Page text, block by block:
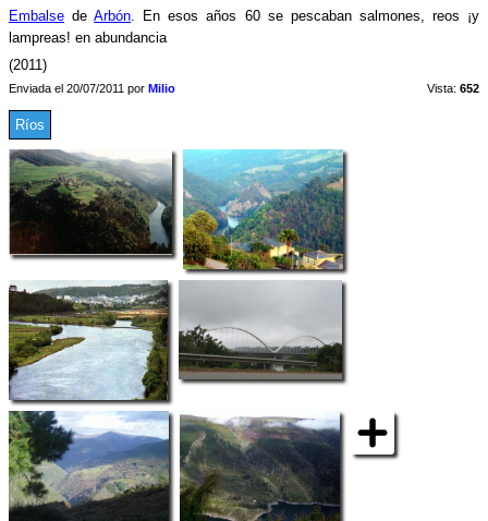
Embalse deArbón. En esos años 60 se pescaban salmones, reos ¡y
lampreas! en abundancia
(2011)
Enviada el 20/07/2011 por Milio Vista: 652
Ríos